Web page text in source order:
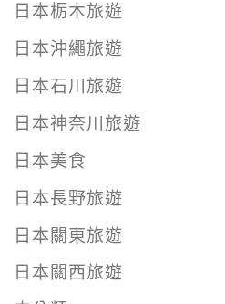
日本栃木旅遊
日本沖繩旅遊
日本石川旅遊
日本神奈川旅遊
日本美食
日本長野旅遊
日本關東旅遊
日本關西旅遊